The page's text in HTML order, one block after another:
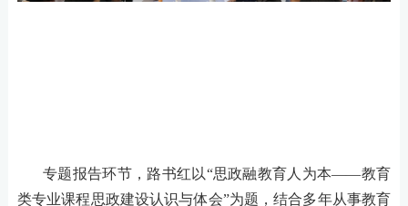
专题报告环节，路书红以“思政融教育人为本——教育
类专业课程思政建设认识与体会”为题，结合多年从事教育